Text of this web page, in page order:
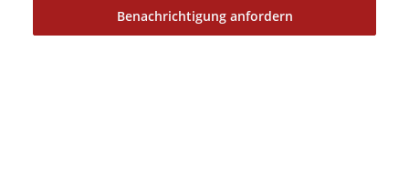
Benachrichtigung anfordern